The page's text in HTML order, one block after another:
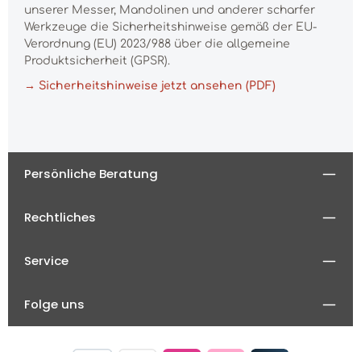
unserer Messer, Mandolinen und anderer scharfer
Werkzeuge die Sicherheitshinweise gemäß der EU-
Verordnung (EU) 2023/988 über die allgemeine
Produktsicherheit (GPSR).
→ Sicherheitshinweise jetzt ansehen (PDF)
Persönliche Beratung
Rechtliches
Service
Folge uns